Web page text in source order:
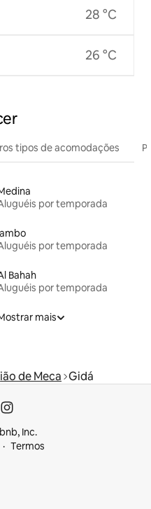
28 °C
26 °C
tipos de acomodações
por temporada
por temporada
Bahah
por temporada
mais
de Meca Gidá
Inc.
Termos